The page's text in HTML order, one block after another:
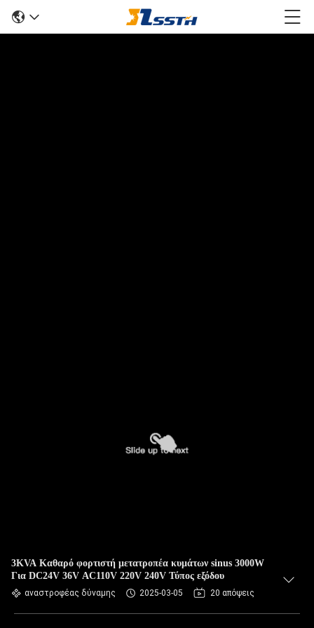
3KVA Καθαρό φορτιστή μετατροπέα κυμάτων sinus 3000W
Για DC24V 36V AC110V 220V 240V Τύπος εξόδου
αναστροφέας δύναμης 2025-03-05 20 απόψεις